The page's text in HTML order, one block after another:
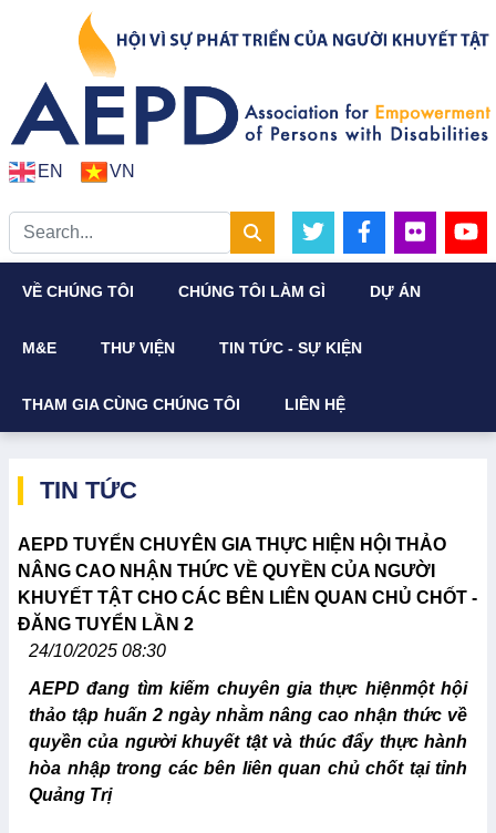
EN VN
VỀ CHÚNG TÔI CHÚNG TÔI LÀM GÌ DỰ ÁN
M&E THƯ VIỆN TIN TỨC - SỰ KIỆN
THAM GIA CÙNG CHÚNG TÔI LIÊN HỆ
TIN TỨC
AEPD TUYỂN CHUYÊN GIA THỰC HIỆN HỘI THẢO
NÂNG CAO NHẬN THỨC VỀ QUYỀN CỦA NGƯỜI
KHUYẾT TẬT CHO CÁC BÊN LIÊN QUAN CHỦ CHỐT -
ĐĂNG TUYỂN LẦN 2
24/10/2025 08:30
AEPD đang tìm kiếm chuyên gia thực hiệnmột hội
thảo tập huấn 2 ngày nhằm nâng cao nhận thức về
quyền của người khuyết tật và thúc đẩy thực hành
hòa nhập trong các bên liên quan chủ chốt tại tỉnh
Quảng Trị